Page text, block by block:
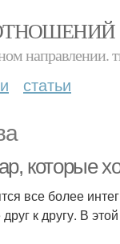
направлении.
статьи
которые
все более
к другу. В